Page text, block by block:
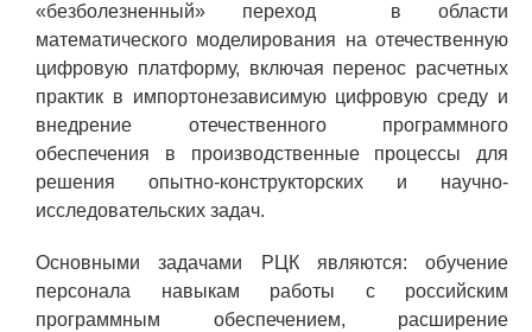
Программы по оздоровлению
Обеспечение жильем
Социальная поддержка
Спорт и отдых
Санаторий-профилакторий
ВНИИТФ
Территория здоровья
«безболезненный» переход в области
математического моделирования на отечественную
цифровую платформу, включая перенос расчетных
практик в импортонезависимую цифровую среду и
внедрение отечественного программного
обеспечения в производственные процессы для
решения опытно-конструкторских и научно-
исследовательских задач.
Основными задачами РЦК являются: обучение
персонала навыкам работы с российским
программным обеспечением, расширение